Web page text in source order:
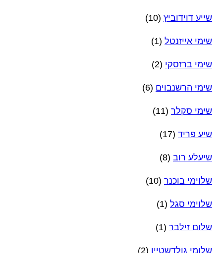
שייע דוידוביץ (10)
שימי אייזנטל (1)
שימי ברזסקי (2)
שימי הרשנבוים (6)
שימי סקלר (11)
שיע פריד (17)
שיעלע רוב (8)
שלוימי בוכנר (10)
שלוימי סגל (1)
שלום זילבר (1)
שלומי גולדשטיין (2)